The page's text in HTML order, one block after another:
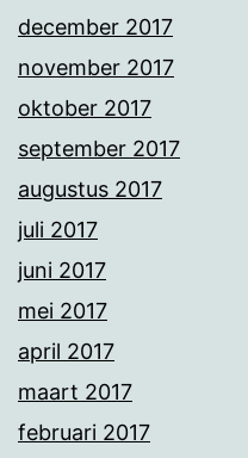
december 2017
november 2017
oktober 2017
september 2017
augustus 2017
juli 2017
juni 2017
mei 2017
april 2017
maart 2017
februari 2017